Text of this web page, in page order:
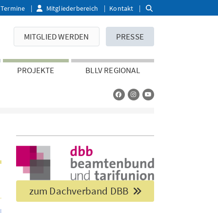
Termine Mitgliederbereich Kontakt
MITGLIED WERDEN PRESSE
PROJEKTE BLLV REGIONAL
zum Dachverband DBB